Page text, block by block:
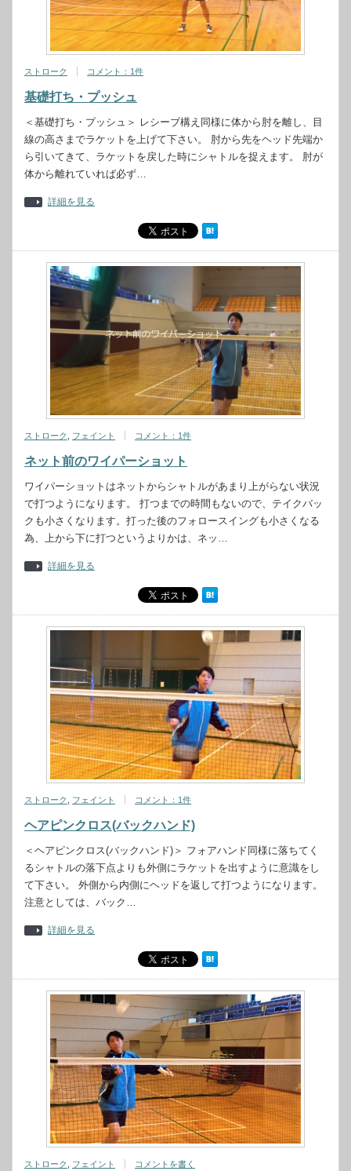
ストローク コメント：1件
基礎打ち・プッシュ
＜基礎打ち・プッシュ＞ レシーブ構え同様に体から肘を離し、目
線の高さまでラケットを上げて下さい。 肘から先をヘッド先端か
ら引いてきて、ラケットを戻した時にシャトルを捉えます。 肘が
体から離れていれば必ず…
詳細を見る
ストローク フェイント コメント：1件
ネット前のワイパーショット
ワイパーショットはネットからシャトルがあまり上がらない状況
で打つようになります。 打つまでの時間もないので、テイクバッ
クも小さくなります。打った後のフォロースイングも小さくなる
為、上から下に打つというよりかは、ネッ…
詳細を見る
ストローク フェイント コメント：1件
ヘアピンクロス(バックハンド)
＜ヘアピンクロス(バックハンド)＞ フォアハンド同様に落ちてく
るシャトルの落下点よりも外側にラケットを出すように意識をし
て下さい。 外側から内側にヘッドを返して打つようになります。
注意としては、バック…
詳細を見る
ストローク フェイント コメントを書く